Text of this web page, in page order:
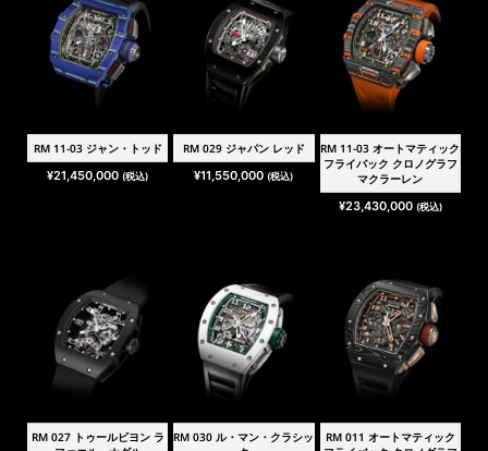
RM 11-03 ジャン・トッド
¥21,450,000 (税込)
RM 029 ジャパン レッド
¥11,550,000 (税込)
RM 11-03 オートマティック
フライバック クロノグラフ
マクラーレン
¥23,430,000 (税込)
RM 027 トゥールビヨン ラ
RM 030 ル・マン・クラシッ
RM 011 オートマティック